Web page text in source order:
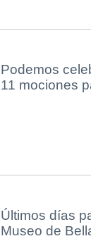
Podemos
11 mociones
Últimos días
Museo de